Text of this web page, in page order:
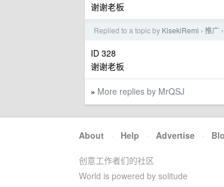
谢谢老板
Replied to a topic by KisekiRemi › 推广 ›
ID 328
谢谢老板
» More replies by MrQSJ
About · Help · Advertise ·
创意工作者们的社区
World is powered by solitude